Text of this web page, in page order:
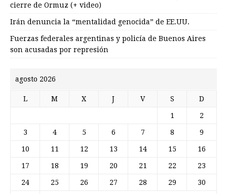
cierre de Ormuz (+ video)
Irán denuncia la “mentalidad genocida” de EE.UU.
Fuerzas federales argentinas y policía de Buenos Aires
son acusadas por represión
agosto 2026
L M X J V S D
1 2
3 4 5 6 7 8 9
10 11 12 13 14 15 16
17 18 19 20 21 22 23
24 25 26 27 28 29 30